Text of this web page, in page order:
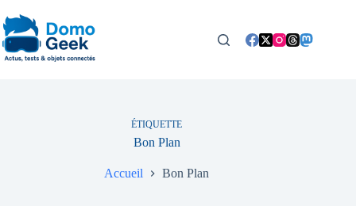
au
contenu
ÉTIQUETTE
Bon Plan
Accueil Bon Plan